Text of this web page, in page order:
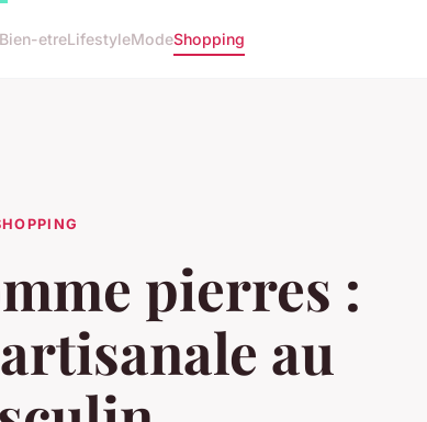
etreLifestyleModeShopping
pierres :
au